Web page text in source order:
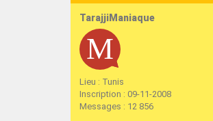
TarajjiManiaque
Lieu : Tunis
Inscription : 09-11-2008
Messages : 12 856